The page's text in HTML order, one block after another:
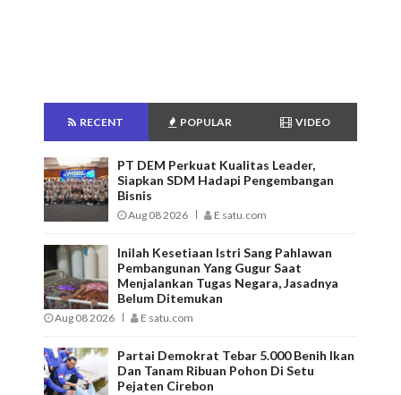
RECENT POPULAR VIDEO
PT DEM Perkuat Kualitas Leader,
Siapkan SDM Hadapi Pengembangan
Bisnis
Aug 08 2026 E satu.com
Inilah Kesetiaan Istri Sang Pahlawan
Pembangunan Yang Gugur Saat
Menjalankan Tugas Negara, Jasadnya
Belum Ditemukan
Aug 08 2026 E satu.com
Partai Demokrat Tebar 5.000 Benih Ikan
Dan Tanam Ribuan Pohon Di Setu
Pejaten Cirebon